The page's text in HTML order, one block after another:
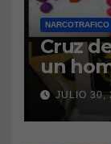
NARCOTRAFICO
Cruz
un
JULIO 30,